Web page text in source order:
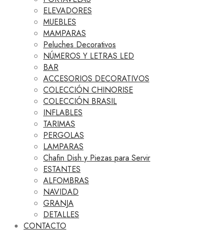
ELEVADORES
MUEBLES
MAMPARAS
Peluches Decorativos
NÚMEROS Y LETRAS LED
BAR
ACCESORIOS DECORATIVOS
COLECCIÓN CHINORISE
COLECCIÓN BRASIL
INFLABLES
TARIMAS
PERGOLAS
LAMPARAS
Chafin Dish y Piezas para Servir
ESTANTES
ALFOMBRAS
NAVIDAD
GRANJA
DETALLES
CONTACTO